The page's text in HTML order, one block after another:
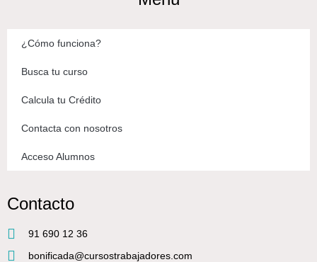
¿Cómo funciona?
Busca tu curso
Calcula tu Crédito
Contacta con nosotros
Acceso Alumnos
Contacto
91 690 12 36
bonificada@cursostrabajadores.com